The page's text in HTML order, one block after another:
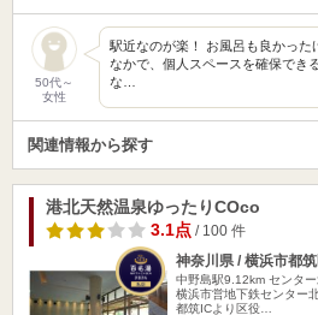
50代～
女性
駅近なのが楽！ お風呂も良かった
なかで、個人スペースを確保でき
な…
関連情報から探す
港北天然温泉ゆったりCOco
3.1点/ 100 件
神奈川県 / 横浜市都
中野島駅9.12km センタ
横浜市営地下鉄センター
都筑ICより区役…